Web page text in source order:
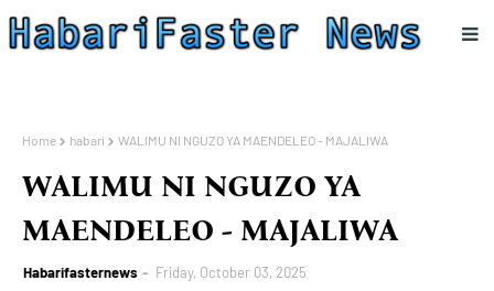
Home habari WALIMU NI NGUZO YA MAENDELEO - MAJALIWA
WALIMU NI NGUZO YA
MAENDELEO - MAJALIWA
Habarifasternews Friday, October 03, 2025